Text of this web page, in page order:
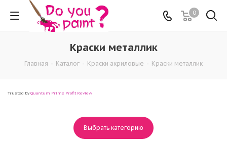
0
Краски металлик
Главная - Каталог - Краски акриловые - Краски металлик
Trusted by Quantum Prime Profit Review
Выбрать категорию